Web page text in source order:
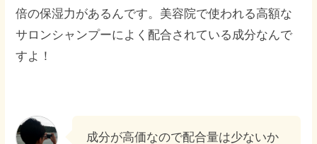
倍の保湿力があるんです。美容院で使われる高額な
サロンシャンプーによく配合されている成分なんで
すよ！
成分が高価なので配合量は少ないか